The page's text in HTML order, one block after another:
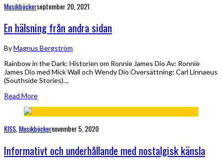
Musikböckerseptember 20, 2021
En hälsning från andra sidan
ByMagnus Bergström
Rainbow in the Dark: Historien om Ronnie James Dio Av: Ronnie
James Dio med Mick Wall och Wendy Dio Översättning: Carl Linnaeus
(Southside Stories)…
Read More
KISS,Musikböckernovember 5, 2020
Informativt och underhållande med nostalgisk känsla